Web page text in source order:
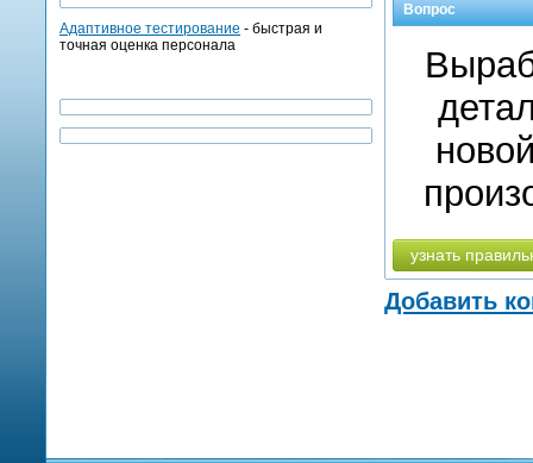
Вопрос
узнать
Добавить
Адаптивное тестирование - быстрая и
точная оценка персонала